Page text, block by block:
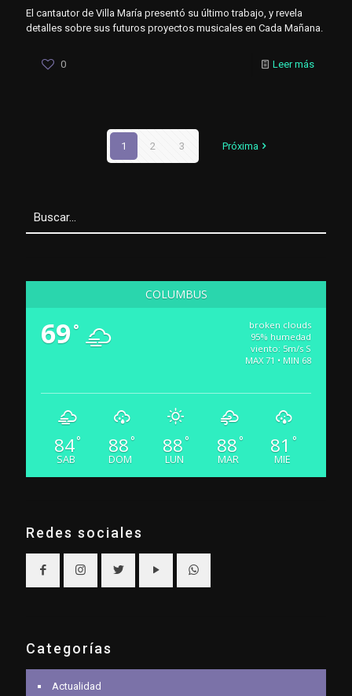
El cantautor de Villa María presentó su último trabajo, y revela
detalles sobre sus futuros proyectos musicales en Cada Mañana.
0 Leer más
1 2 3 Próxima
COLUMBUS
69°
broken clouds
95% humedad
viento: 5m/s S
MAX 71 • MIN 68
84°
SAB
88 °
DOM
88 °
LUN
88 °
MAR
81 °
MIE
Redes sociales
Categorías
Actualidad